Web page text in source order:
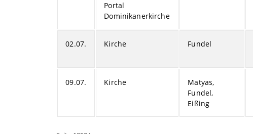
Portal
Dominikanerkirche
02.07. Kirche Fundel
09.07. Kirche
Matyas,
Fundel,
Eißing